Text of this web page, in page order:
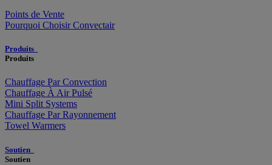
Points de Vente
Pourquoi Choisir Convectair
Produits
Produits
Chauffage Par Convection
Chauffage À Air Pulsé
Mini Split Systems
Chauffage Par Rayonnement
Towel Warmers
Soutien
Soutien